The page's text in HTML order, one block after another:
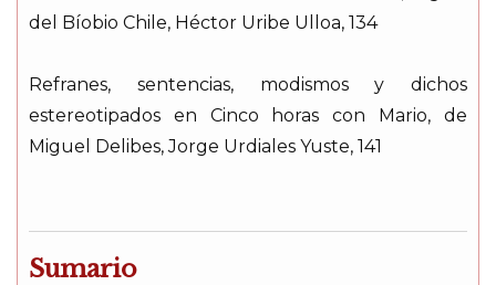
del Bíobio Chile, Héctor Uribe Ulloa, 134
Refranes, sentencias, modismos y dichos
estereotipados en Cinco horas con Mario, de
Miguel Delibes, Jorge Urdiales Yuste, 141
Sumario